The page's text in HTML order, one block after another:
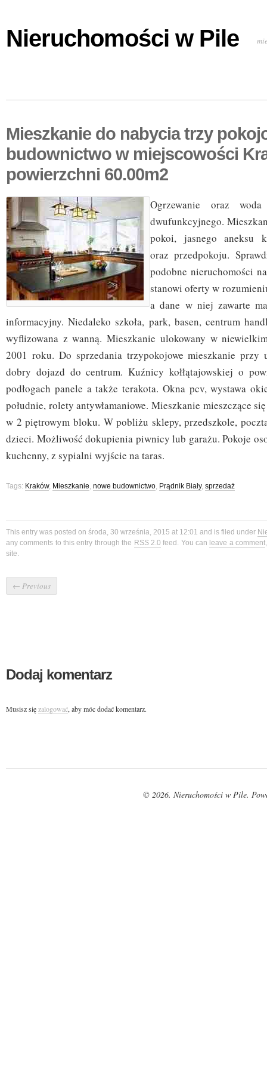
Nieruchomości w Pile
Mieszkanie do nabycia trzy
budownictwo w miejscowości
powierzchni 60.00m2
Ogrzewanie oraz
dwufunkcyjnego.
pokoi, jasnego aneksu
oraz przedpokoju.
podobne nieruchomości
stanowi oferty w
a dane w niej zawarte
informacyjny. Niedaleko szkoła, park, basen, centrum
wyflizowana z wanną. Mieszkanie ulokowany w
2001 roku. Do sprzedania trzypokojowe mieszkanie przy
dobry dojazd do centrum. Kuźnicy kołłątajowskiej o
podłogach panele a także terakota. Okna pcv, wystawa
południe, rolety antywłamaniowe. Mieszkanie mieszczące
w 2 piętrowym bloku. W pobliżu sklepy, przedszkole,
dzieci. Możliwość dokupienia piwnicy lub garażu. Pokoje
kuchenny, z sypialni wyjście na taras.
Tags: Kraków, Mieszkanie, nowe budownictwo, Prądnik Biały, sprzedaż
This entry was posted on środa, 30 września, 2015 at 12:01 and is filed under
any comments to this entry through the RSS 2.0 feed. You can leave a comment
site.
← Previous
Dodaj komentarz
Musisz sięzalogować, aby móc dodać komentarz.
© 2026. Nieruchomości w Pile.